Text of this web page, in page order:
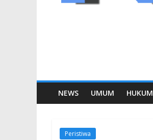
NEWS UMUM
Peristiwa